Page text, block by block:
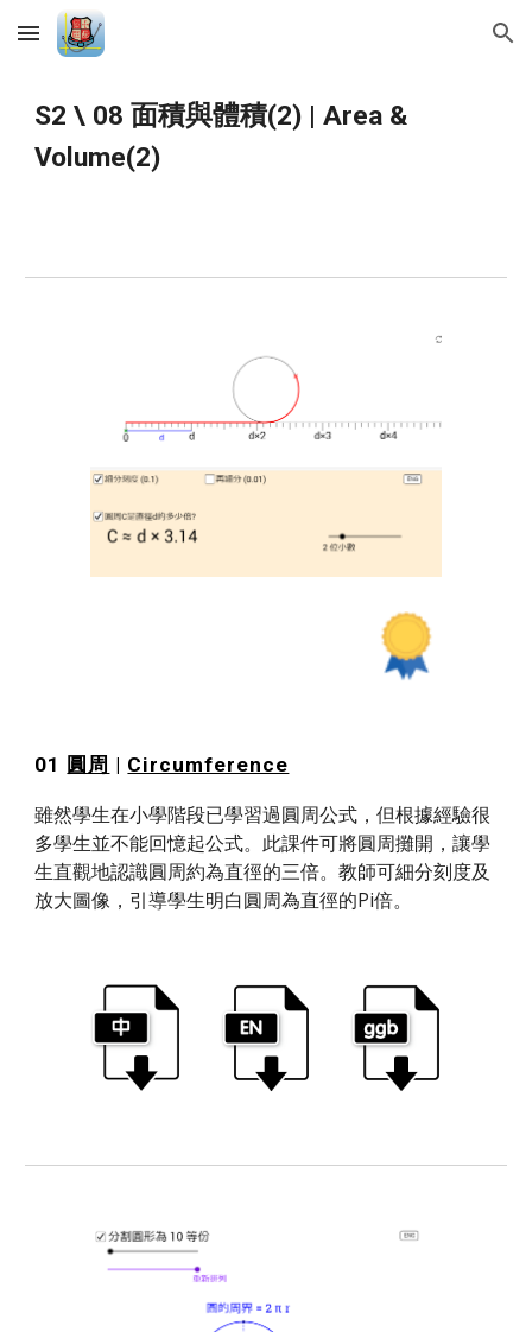
Skip to main content Skip to navigation
S2 \ 08 面積與體積(2) | Area &
Volume(2)
01 圓周 | Circumference
雖然學生在小學階段已學習過圓周公式，但根據經驗很
多學生並不能回憶起公式。此課件可將圓周攤開，讓學
生直觀地認識圓周約為直徑的三倍。教師可細分刻度及
放大圖像，引導學生明白圓周為直徑的Pi倍。